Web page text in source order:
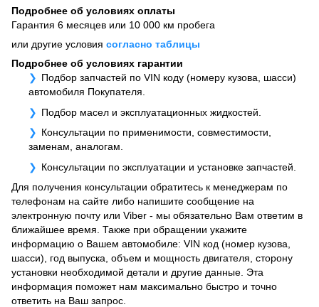
Подробнее об условиях оплаты
Гарантия 6 месяцев или 10 000 км пробега
или другие условия согласно таблицы
Подробнее об условиях гарантии
Подбор запчастей по VIN коду (номеру кузова, шасси)
автомобиля Покупателя.
Подбор масел и эксплуатационных жидкостей.
Консультации по применимости, совместимости,
заменам, аналогам.
Консультации по эксплуатации и установке запчастей.
Для получения консультации обратитесь к менеджерам по
телефонам на сайте либо напишите сообщение на
электронную почту или Viber - мы обязательно Вам ответим в
ближайшее время. Также при обращении укажите
информацию о Вашем автомобиле: VIN код (номер кузова,
шасси), год выпуска, объем и мощность двигателя, сторону
установки необходимой детали и другие данные. Эта
информация поможет нам максимально быстро и точно
ответить на Ваш запрос.